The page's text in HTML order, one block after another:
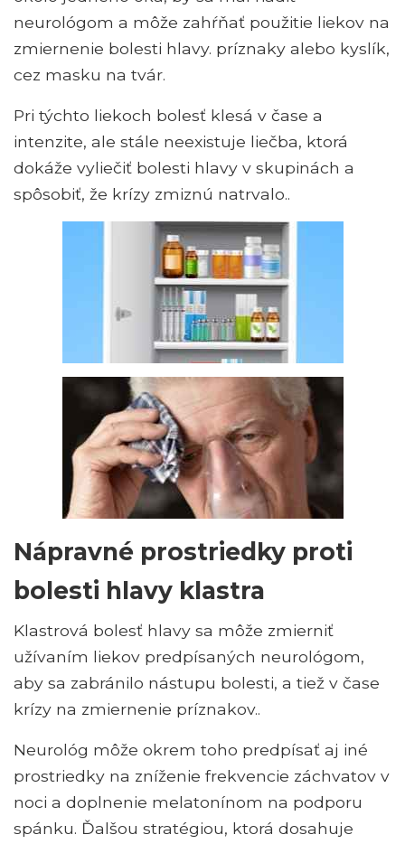
neurológom a môže zahŕňať použitie liekov na
zmiernenie bolesti hlavy. príznaky alebo kyslík,
cez masku na tvár.
Pri týchto liekoch bolesť klesá v čase a
intenzite, ale stále neexistuje liečba, ktorá
dokáže vyliečiť bolesti hlavy v skupinách a
spôsobiť, že krízy zmiznú natrvalo..
Nápravné prostriedky proti
bolesti hlavy klastra
Klastrová bolesť hlavy sa môže zmierniť
užívaním liekov predpísaných neurológom,
aby sa zabránilo nástupu bolesti, a tiež v čase
krízy na zmiernenie príznakov..
Neurológ môže okrem toho predpísať aj iné
prostriedky na zníženie frekvencie záchvatov v
noci a doplnenie melatonínom na podporu
spánku. Ďalšou stratégiou, ktorá dosahuje